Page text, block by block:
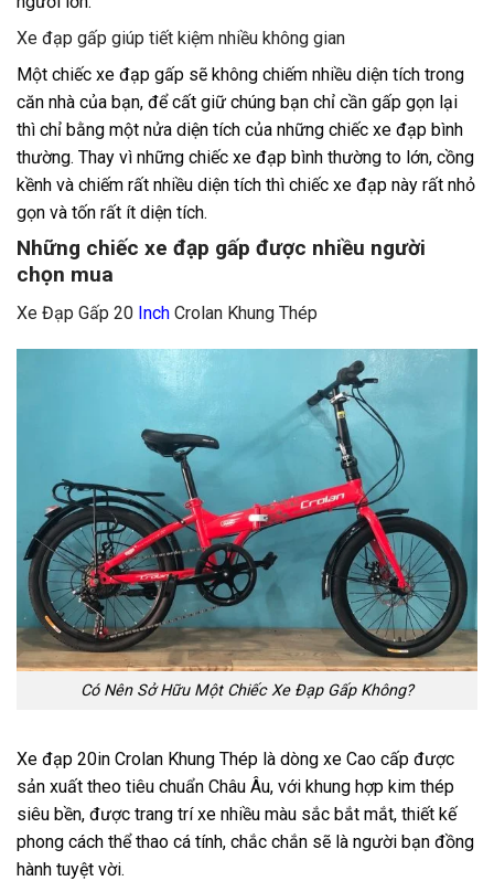
Xe đạp gấp giúp tiết kiệm nhiều không gian
Một chiếc xe đạp gấp sẽ không chiếm nhiều diện tích trong
căn nhà của bạn, để cất giữ chúng bạn chỉ cần gấp gọn lại
thì chỉ bằng một nửa diện tích của những chiếc xe đạp bình
thường. Thay vì những chiếc xe đạp bình thường to lớn, cồng
kềnh và chiếm rất nhiều diện tích thì chiếc xe đạp này rất nhỏ
gọn và tốn rất ít diện tích.
Những chiếc xe đạp gấp được nhiều người
chọn mua
Xe Đạp Gấp 20 Inch Crolan Khung Thép
Có Nên Sở Hữu Một Chiếc Xe Đạp Gấp Không?
Xe đạp 20in Crolan Khung Thép là dòng xe Cao cấp được
sản xuất theo tiêu chuẩn Châu Âu, với khung hợp kim thép
siêu bền, được trang trí xe nhiều màu sắc bắt mắt, thiết kế
phong cách thể thao cá tính, chắc chắn sẽ là người bạn đồng
hành tuyệt vời.